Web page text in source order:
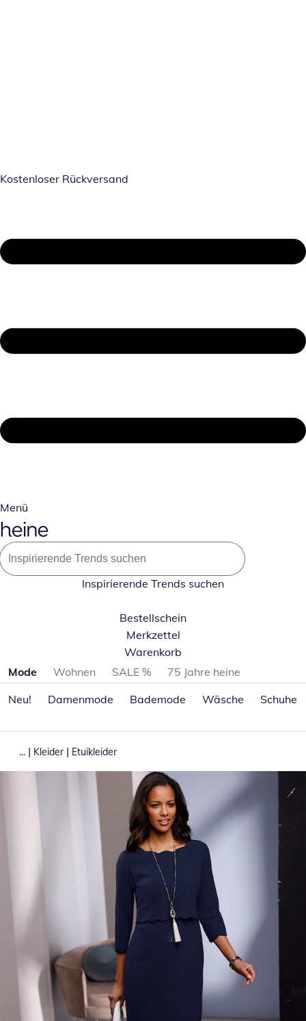
Kostenloser Rückversand
Menü
Inspirierende Trends suchen
Bestellschein
Merkzettel
Warenkorb
Produktkategorien überspringen
Mode Wohnen SALE %
75 Jahre heine
Neu!
Damenmode Bademode Wäsche Schuhe
... | Kleider | Etuikleider